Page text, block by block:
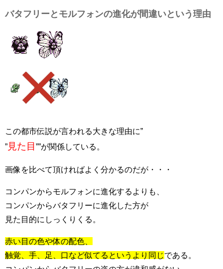
バタフリーとモルフォンの進化が間違いという理由
この都市伝説が言われる大きな理由に”
” 見た目 ””が関係している。
画像を比べて頂ければよく分かるのだが・・・
コンパンからモルフォンに進化するよりも、
コンパンからバタフリーに進化した方が
見た目的にしっくりくる。
赤い目の色や体の配色、
触覚、手、足、口など似てるというより同じである。